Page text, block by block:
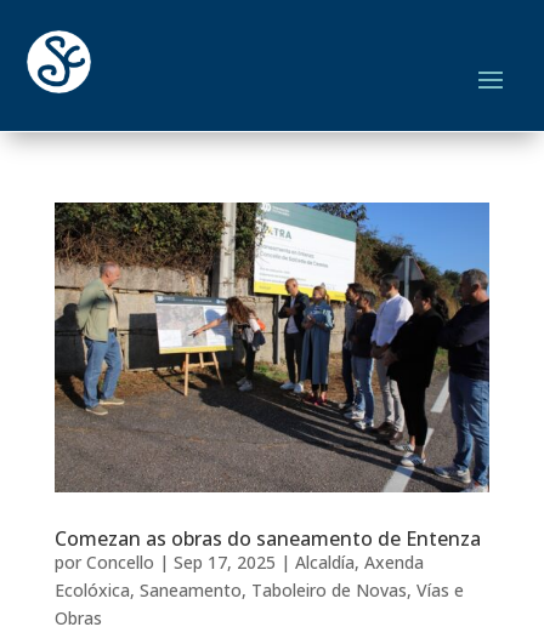
Comezan as obras do saneamento de Entenza
por Concello | Sep 17, 2025 | Alcaldía, Axenda
Ecolóxica, Saneamento, Taboleiro de Novas, Vías e
Obras